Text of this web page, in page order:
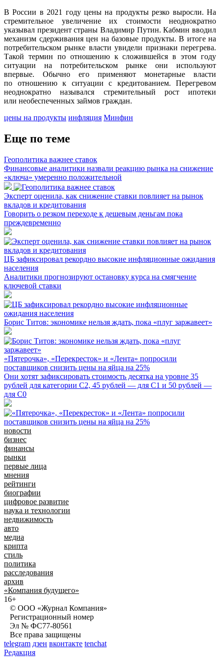
В России в 2021 году цены на продукты резко выросли. На
стремительное увеличение их стоимости неоднократно
указывал президент страны Владимир Путин. Кабмин вводил
механизм сдерживания цен на базовые продукты. В итоге на
потребительском рынке власти увидели признаки перегрева.
Такой термин по отношению к сложившейся в этом году
ситуации на потребительском рынке они используют
впервые. Обычно его применяют монетарные власти
по отношению к ситуации с кредитованием. Перегревом
неоднократно назывался стремительный рост ипотеки
или необеспеченных займов граждан.
цены на продукты инфляция Минфин
Еще по теме
Геополитика важнее ставок
Финансовые аналитики назвали реакцию рынка на снижение
«ключа» умеренно положительной
Эксперт оценила, как снижение ставки повлияет на рынок
вкладов и кредитования
Говорить о резком переходе к дешевым деньгам пока
преждевременно
ЦБ зафиксировал рекордно высокие инфляционные ожидания
населения
Аналитики прогнозируют остановку курса на смягчение
ключевой ставки
Борис Титов: экономике нельзя ждать, пока «плуг заржавеет»
«Пятерочка», «Перекресток» и «Лента» попросили
поставщиков снизить цены на яйца на 25%
Они хотят зафиксировать стоимость десятка на уровне 35
рублей для категории С2, 45 рублей — для С1 и 50 рублей —
для С0
новости
бизнес
финансы
рынки
первые лица
мнения
рейтинги
биографии
цифровое развитие
наука и технологии
недвижимость
авто
медиа
крипта
стиль
политика
расследования
архив
«Компания будущего»
16+
© ООО «Журнал Компания»
Регистрационный номер
Эл № ФС77-80561
Все права защищены
telegram дзен вконтакте tenchat
Редакция